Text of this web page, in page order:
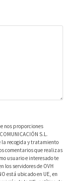
nos proporciones
S.L.
la recogida y tratamiento
comentarios que realizas
usuario e interesado te
los servidores de OVH
está ubicado en UE, en